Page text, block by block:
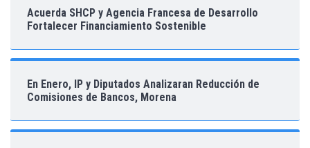
Acuerda SHCP y Agencia Francesa de Desarrollo
Fortalecer Financiamiento Sostenible
En Enero, IP y Diputados Analizaran Reducción de
Comisiones de Bancos, Morena